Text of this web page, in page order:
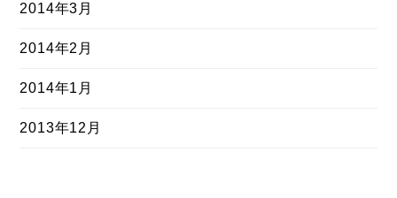
2014年3月
2014年2月
2014年1月
2013年12月